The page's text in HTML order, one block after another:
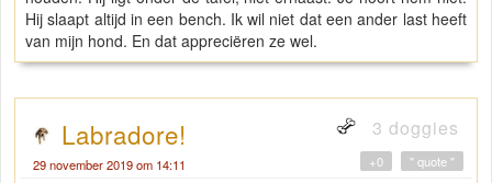
Hij slaapt altijd in een bench. Ik wil niet dat een ander last heeft
van mijn hond. En dat appreciëren ze wel.
Labradore! 3 doggies
29 november 2019 om 14:11 " quote "
+0